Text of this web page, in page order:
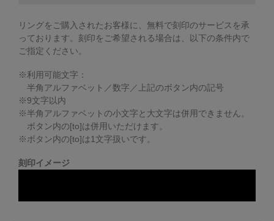
リングをご購入されたお客様に、無料で刻印のサービスを承
っております。 刻印をご希望される場合は、以下の条件内で
ご指定ください。
※利用可能文字：
半角アルファベット／数字／上記のボタン内の記号
※9文字以内
※半角アルファベットの小文字と大文字は併用できません。
ボタン内の[to]は併用いただけます。
※ボタン内の[to]は1文字扱いです。
刻印イメージ